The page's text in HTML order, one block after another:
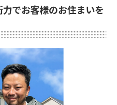
でお客様のお住まいを